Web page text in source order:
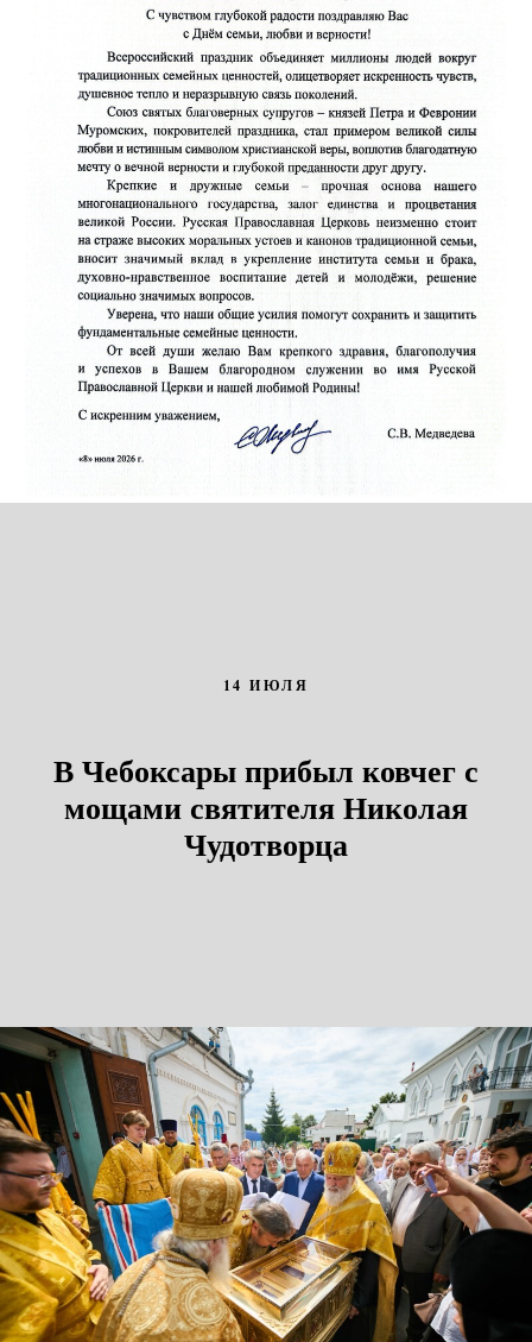
14 ИЮЛЯ
В Чебоксары прибыл ковчег с
мощами святителя Николая
Чудотворца